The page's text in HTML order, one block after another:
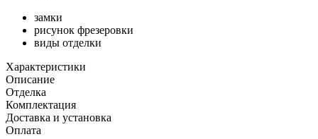
замки
рисунок фрезеровки
виды отделки
Характеристики
Описание
Отделка
Комплектация
Доставка и установка
Оплата